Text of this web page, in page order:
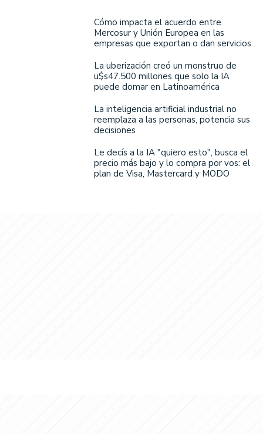
Cómo impacta el acuerdo entre
Mercosur y Unión Europea en las
empresas que exportan o dan servicios
La uberización creó un monstruo de
u$s47.500 millones que solo la IA
puede domar en Latinoamérica
La inteligencia artificial industrial no
reemplaza a las personas, potencia sus
decisiones
Le decís a la IA "quiero esto", busca el
precio más bajo y lo compra por vos: el
plan de Visa, Mastercard y MODO